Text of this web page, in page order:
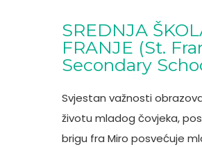
SREDNJA
FRANJE (St.
Secondary
Svjestan važnosti
životu mladog čovjeka,
brigu fra Miro posvećuje